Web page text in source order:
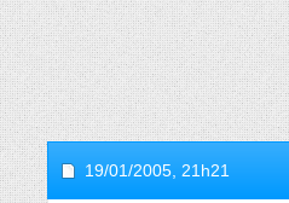
19/01/2005, 21h21